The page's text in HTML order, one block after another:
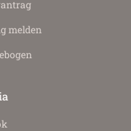
melden